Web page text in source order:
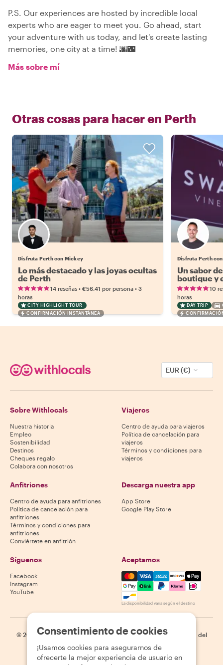
P.S. Our experiences are hosted by incredible local
experts who are eager to meet you. Go ahead, start
your adventure with us today, and let's create lasting
memories, one city at a time! 🌆🌃
Más sobre mí
Otras cosas para hacer en Perth
Disfruta Perth con Mickey
Lo más destacado y las joyas ocultas
de Perth
14 reseñas • €56.41 por persona • 3
horas
CITY HIGHLIGHT TOUR
CONFIRMACIÓN INSTANTÁNEA
Disfruta Perth
Un sabor
boutique y
10
horas
DAY TRIP
EUR (€)
Sobre Withlocals
Nuestra historia
Empleo
Sostenibilidad
Destinos
Cheques regalo
Colabora con nosotros
Viajeros
Centro de ayuda para viajeros
Política de cancelación para
viajeros
Términos y condiciones para
viajeros
Anfitriones
Centro de ayuda para anfitriones
Política de cancelación para
anfitriones
Términos y condiciones para
anfitriones
Conviértete en anfitrión
Descarga nuestra app
App Store
Google Play Store
Síguenos
Facebook
Instagram
YouTube
Aceptamos
Mastercard, Visa, Amex,
La disponibilidad varía según el destino
© 2026 Withlocals.com | Política de privacidad | Cookies
Mapa del
Consentimiento de cookies
¡Usamos cookies para asegurarnos de
ofrecerte la mejor experiencia de usuario en